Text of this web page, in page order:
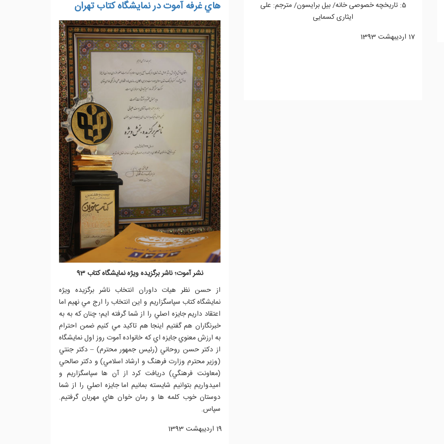
5: تاریخچه خصوصی خانه/ بیل برایسون/ مترجم: علی
ایثاری کسمایی
17 ارديبهشت 1393
هاي غرفه آموت در نمايشگاه كتاب تهران
نشر آموت؛ ناشر برگزيده ويژه نمايشگاه كتاب 93
از حسن نظر هيات داوران انتخاب ناشر برگزيده ويژه
نمايشگاه كتاب سپاسگزاريم و اين انتخاب را ارج مي نهيم اما
اعتقاد داريم جايزه اصلي را از شما گرفته ايم؛ چنان كه به به
خبرنگاران هم گفتيم اينجا هم تاكيد مي كنيم ضمن احترام
به ارزش معنوي جايزه اي كه خانواده آموت روز اول نمايشگاه
از دكتر حسن روحاني (رئيس جمهور محترم) – دكتر جنتي
(وزير محترم وزارت فرهنگ و ارشاد اسلامي) و دكتر صالحي
(معاونت فرهنگي) دريافت كرد از آن ها سپاسگزاريم و
اميدواريم بتوانيم شايسته بمانيم اما جايزه اصلي را از شما
دوستان خوب كلمه ها و رمان خوان هاي مهربان گرفتيم.
سپاس.
19 ارديبهشت 1393